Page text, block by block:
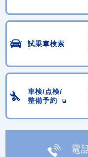
試乗車検索
車検/点検/
整備予約
電